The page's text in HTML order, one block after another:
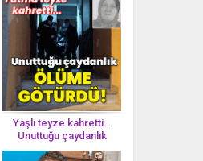
Yaşlı teyze kahretti…
Unuttuğu çaydanlık
öl*üme götürdü!